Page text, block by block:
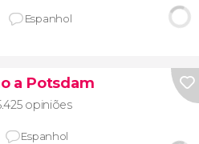
Espanhol
a Potsdam
opiniões
Espanhol